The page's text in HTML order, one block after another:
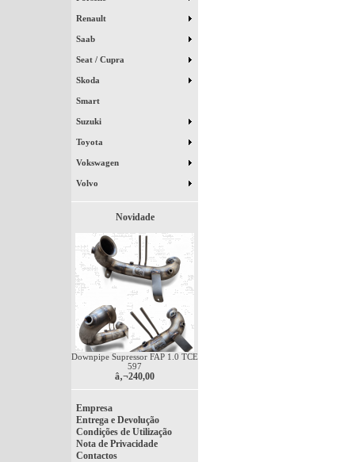
Renault
Saab
Seat / Cupra
Skoda
Smart
Suzuki
Toyota
Vokswagen
Volvo
Novidade
Downpipe Supressor FAP 1.0 TCE
597
â‚¬240,00
Empresa
Entrega e Devolução
Condições de Utilização
Nota de Privacidade
Contactos